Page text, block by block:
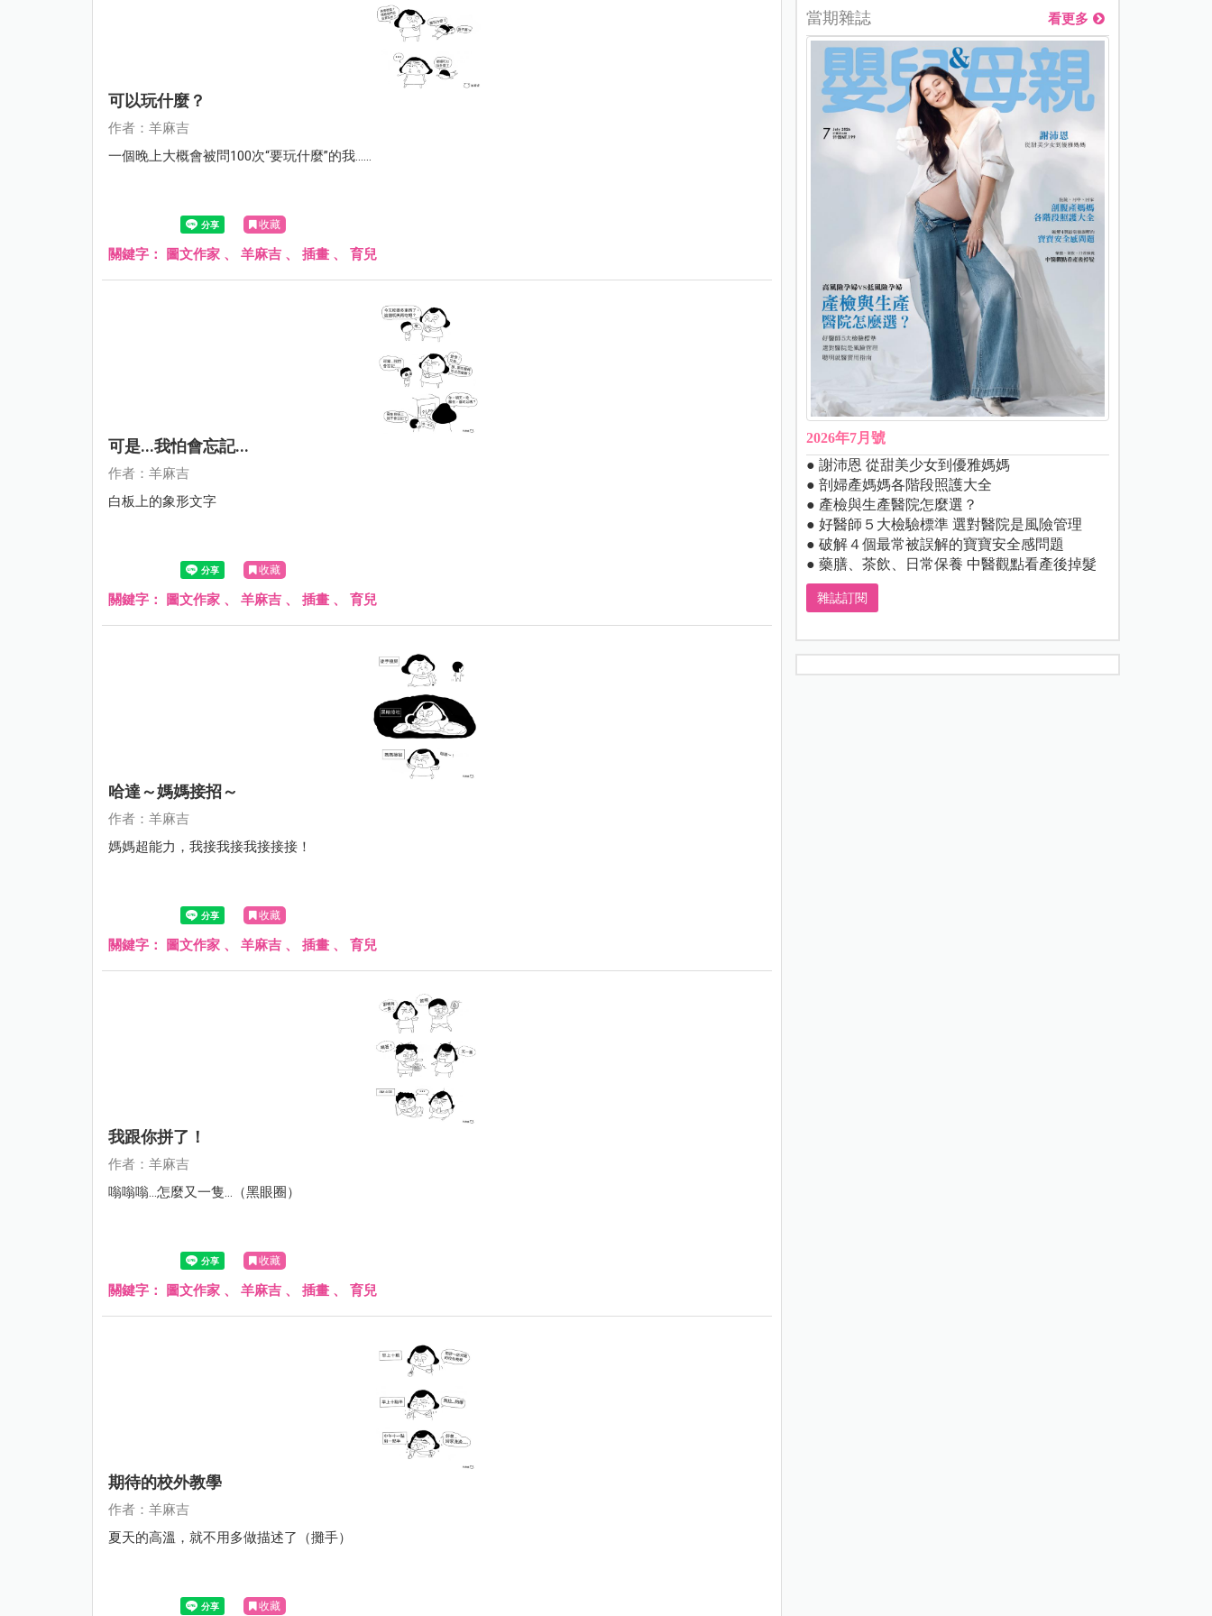
可以玩什麼？
作者：羊麻吉
一個晚上大概會被問100次“要玩什麼”的我……
收藏
關鍵字： 圖文作家 、 羊麻吉 、 插畫 、 育兒
可是...我怕會忘記...
作者：羊麻吉
白板上的象形文字
收藏
關鍵字： 圖文作家 、 羊麻吉 、 插畫 、 育兒
哈達～媽媽接招～
作者：羊麻吉
媽媽超能力，我接我接我接接接！
收藏
關鍵字： 圖文作家 、 羊麻吉 、 插畫 、 育兒
我跟你拼了！
作者：羊麻吉
嗡嗡嗡...怎麼又一隻...（黑眼圈）
收藏
關鍵字： 圖文作家 、 羊麻吉 、 插畫 、 育兒
期待的校外教學
作者：羊麻吉
夏天的高溫，就不用多做描述了（攤手）
收藏
當期雜誌 看更多
2026年7月號
● 謝沛恩 從甜美少女到優雅媽媽
● 剖婦產媽媽各階段照護大全
● 產檢與生產醫院怎麼選？
● 好醫師５大檢驗標準 選對醫院是風險管理
● 破解４個最常被誤解的寶寶安全感問題
● 藥膳、茶飲、日常保養 中醫觀點看產後掉髮
雜誌訂閱